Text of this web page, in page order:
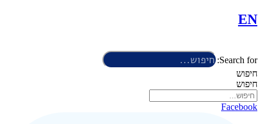
EN
Search for:
חיפוש
חיפוש
Facebook